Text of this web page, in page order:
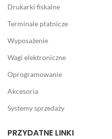
Drukarki fiskalne
Terminale płatnicze
Wyposażenie
Wagi elektroniczne
Oprogramowanie
Akcesoria
Systemy sprzedaży
PRZYDATNE LINKI